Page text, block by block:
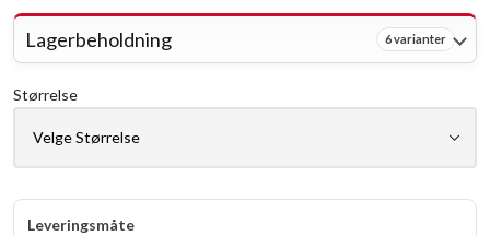
Lagerbeholdning 6 varianter
Størrelse
Leveringsmåte